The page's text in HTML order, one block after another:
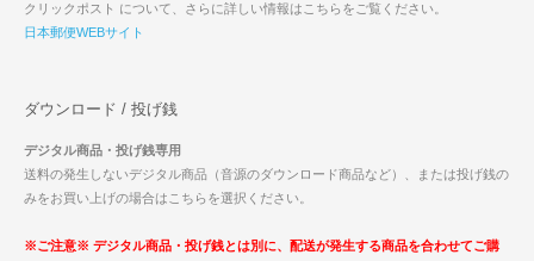
クリックポスト について、さらに詳しい情報はこちらをご覧ください。
日本郵便WEBサイト
ダウンロード / 投げ銭
デジタル商品・投げ銭専用
送料の発生しないデジタル商品（音源のダウンロード商品など）、または投げ銭の
みをお買い上げの場合はこちらを選択ください。
※ご注意※ デジタル商品・投げ銭とは別に、配送が発生する商品を合わせてご購